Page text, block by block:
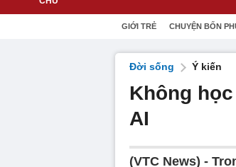
GIỚI TRẺ CHUYỆN BỐN
Đời sống Ý kiến
Không
AI
(VTC News) -